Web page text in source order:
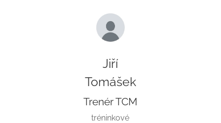
Jiří
Tomášek
Trenér TCM
tréninkové